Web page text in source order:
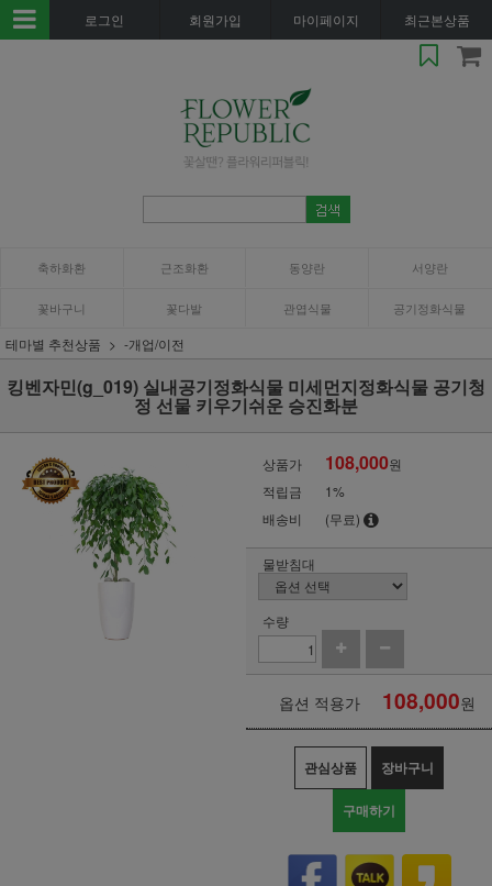
로그인 회원가입 마이페이지 최근본상품
축하화환 근조화환 동양란 서양란
꽃바구니 꽃다발 관엽식물 공기정화식물
테마별 추천상품 -개업/이전
킹벤자민(g_019) 실내공기정화식물 미세먼지정화식물 공기청
정 선물 키우기쉬운 승진화분
상품가 108,000원
적립금
1%
배송비
(무료)
물받침대
수량
옵션 적용가 108,000원
관심상품 장바구니
구매하기